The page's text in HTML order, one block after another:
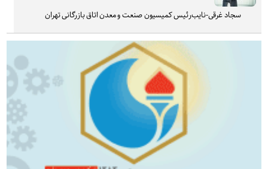
سجاد غرقی-نایب‌رئیس کمیسیون صنعت و معدن اتاق بازرگانی تهران